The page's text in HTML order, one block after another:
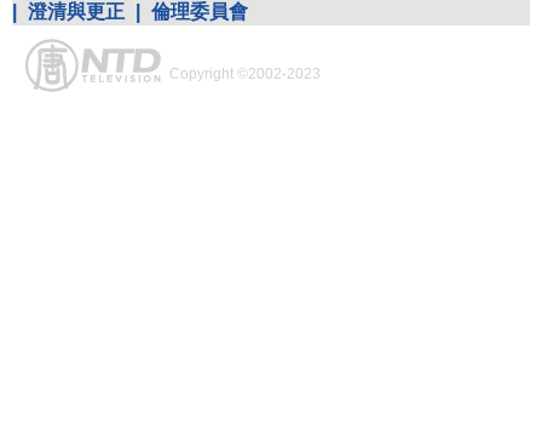
澄清與更正 倫理委員會
Copyright ©2002-2023